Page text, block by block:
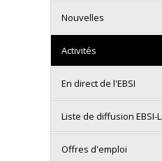
Nouvelles
Activités
En direct de l'EBSI
Liste de diffusion EBSI-L
Offres d'emploi